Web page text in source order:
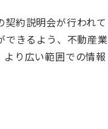
約説明会が行われて
できるよう、不動産業
り広い範囲での情報